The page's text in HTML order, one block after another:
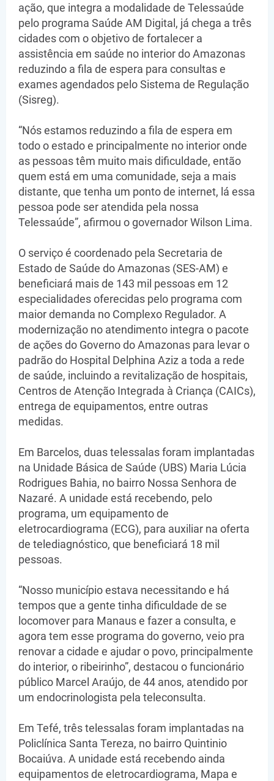
ação, que integra a modalidade de Telessaúde
pelo programa Saúde AM Digital, já chega a três
cidades com o objetivo de fortalecer a
assistência em saúde no interior do Amazonas
reduzindo a fila de espera para consultas e
exames agendados pelo Sistema de Regulação
(Sisreg).
“Nós estamos reduzindo a fila de espera em
todo o estado e principalmente no interior onde
as pessoas têm muito mais dificuldade, então
quem está em uma comunidade, seja a mais
distante, que tenha um ponto de internet, lá essa
pessoa pode ser atendida pela nossa
Telessaúde”, afirmou o governador Wilson Lima.
O serviço é coordenado pela Secretaria de
Estado de Saúde do Amazonas (SES-AM) e
beneficiará mais de 143 mil pessoas em 12
especialidades oferecidas pelo programa com
maior demanda no Complexo Regulador. A
modernização no atendimento integra o pacote
de ações do Governo do Amazonas para levar o
padrão do Hospital Delphina Aziz a toda a rede
de saúde, incluindo a revitalização de hospitais,
Centros de Atenção Integrada à Criança (CAICs),
entrega de equipamentos, entre outras
medidas.
Em Barcelos, duas telessalas foram implantadas
na Unidade Básica de Saúde (UBS) Maria Lúcia
Rodrigues Bahia, no bairro Nossa Senhora de
Nazaré. A unidade está recebendo, pelo
programa, um equipamento de
eletrocardiograma (ECG), para auxiliar na oferta
de telediagnóstico, que beneficiará 18 mil
pessoas.
“Nosso município estava necessitando e há
tempos que a gente tinha dificuldade de se
locomover para Manaus e fazer a consulta, e
agora tem esse programa do governo, veio pra
renovar a cidade e ajudar o povo, principalmente
do interior, o ribeirinho”, destacou o funcionário
público Marcel Araújo, de 44 anos, atendido por
um endocrinologista pela teleconsulta.
Em Tefé, três telessalas foram implantadas na
Policlínica Santa Tereza, no bairro Quintinio
Bocaiúva. A unidade está recebendo ainda
equipamentos de eletrocardiograma, Mapa e